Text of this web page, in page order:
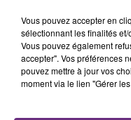
Vous pouvez accepter en
sélectionnant les finalités
Vous pouvez également
accepter". Vos préférences
pouvez mettre à jour vos
moment via le lien "Gérer